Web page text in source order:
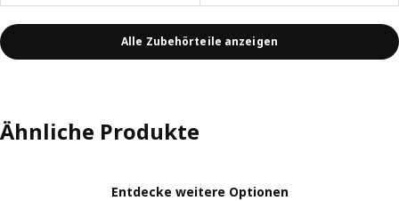
Alle Zubehörteile anzeigen
Ähnliche Produkte
Entdecke weitere Optionen